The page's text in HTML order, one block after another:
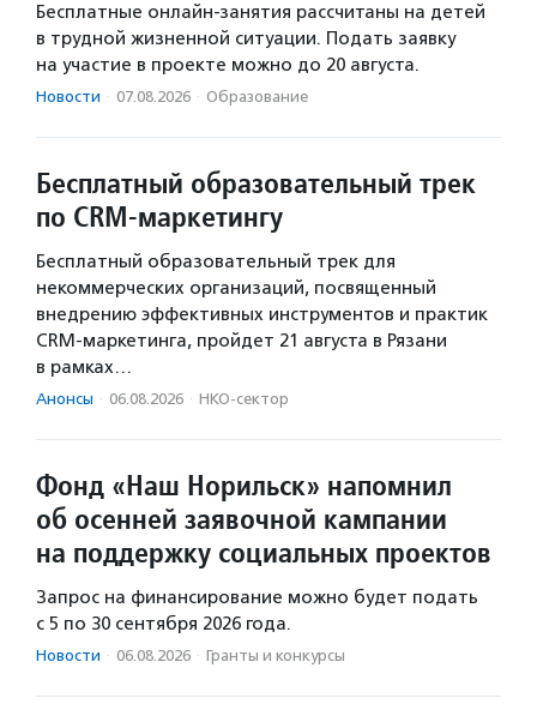
Бесплатные онлайн-занятия рассчитаны на детей
в трудной жизненной ситуации. Подать заявку
на участие в проекте можно до 20 августа.
Новости · 07.08.2026 · Образование
Бесплатный образовательный трек
по CRM-маркетингу
Бесплатный образовательный трек для
некоммерческих организаций, посвященный
внедрению эффективных инструментов и практик
CRM-маркетинга, пройдет 21 августа в Рязани
в рамках…
Анонсы · 06.08.2026 · НКО-сектор
Фонд «Наш Норильск» напомнил
об осенней заявочной кампании
на поддержку социальных проектов
Запрос на финансирование можно будет подать
с 5 по 30 сентября 2026 года.
Новости · 06.08.2026 · Гранты и конкурсы